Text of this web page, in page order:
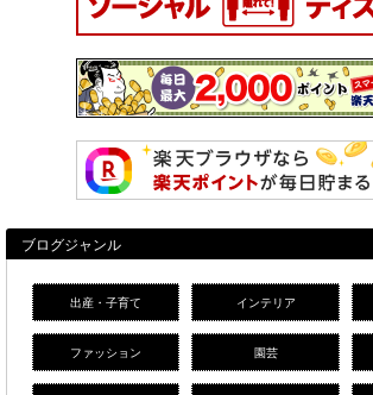
ブログジャンル
出産・子育て インテリア
ファッション 園芸